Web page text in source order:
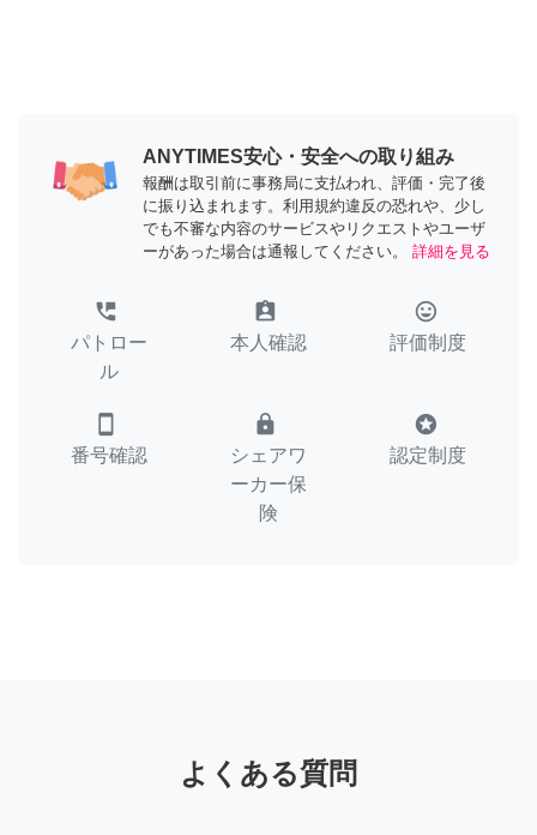
ANYTIMES安心・安全への取り組み
報酬は取引前に事務局に支払われ、評価・完了後
に振り込まれます。利用規約違反の恐れや、少し
でも不審な内容のサービスやリクエストやユーザ
ーがあった場合は通報してください。
詳細を見る
perm_phone_msg
パトロー
ル
assignment_ind
本人確認
tag_faces
評価制度
smartphone
番号確認
lock
シェアワ
ーカー保
険
stars
認定制度
よくある質問